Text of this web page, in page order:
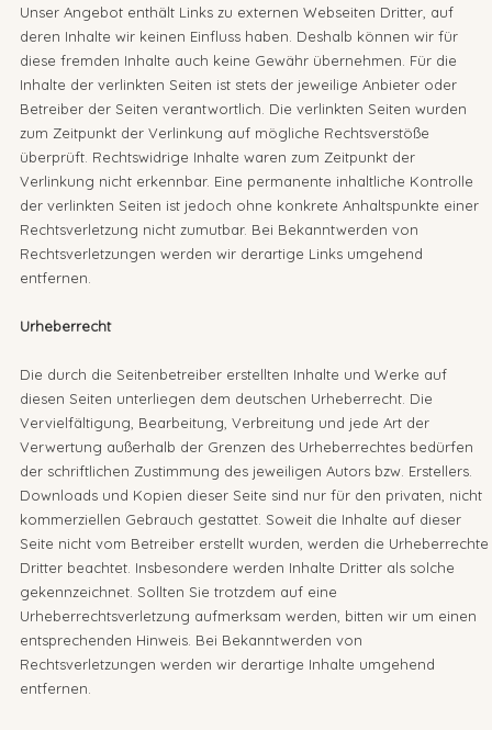
Unser Angebot enthält Links zu externen Webseiten Dritter, auf
deren Inhalte wir keinen Einfluss haben. Deshalb können wir für
diese fremden Inhalte auch keine Gewähr übernehmen. Für die
Inhalte der verlinkten Seiten ist stets der jeweilige Anbieter oder
Betreiber der Seiten verantwortlich. Die verlinkten Seiten wurden
zum Zeitpunkt der Verlinkung auf mögliche Rechtsverstöße
überprüft. Rechtswidrige Inhalte waren zum Zeitpunkt der
Verlinkung nicht erkennbar. Eine permanente inhaltliche Kontrolle
der verlinkten Seiten ist jedoch ohne konkrete Anhaltspunkte einer
Rechtsverletzung nicht zumutbar. Bei Bekanntwerden von
Rechtsverletzungen werden wir derartige Links umgehend
entfernen.
Urheberrecht
Die durch die Seitenbetreiber erstellten Inhalte und Werke auf
diesen Seiten unterliegen dem deutschen Urheberrecht. Die
Vervielfältigung, Bearbeitung, Verbreitung und jede Art der
Verwertung außerhalb der Grenzen des Urheberrechtes bedürfen
der schriftlichen Zustimmung des jeweiligen Autors bzw. Erstellers.
Downloads und Kopien dieser Seite sind nur für den privaten, nicht
kommerziellen Gebrauch gestattet. Soweit die Inhalte auf dieser
Seite nicht vom Betreiber erstellt wurden, werden die Urheberrechte
Dritter beachtet. Insbesondere werden Inhalte Dritter als solche
gekennzeichnet. Sollten Sie trotzdem auf eine
Urheberrechtsverletzung aufmerksam werden, bitten wir um einen
entsprechenden Hinweis. Bei Bekanntwerden von
Rechtsverletzungen werden wir derartige Inhalte umgehend
entfernen.